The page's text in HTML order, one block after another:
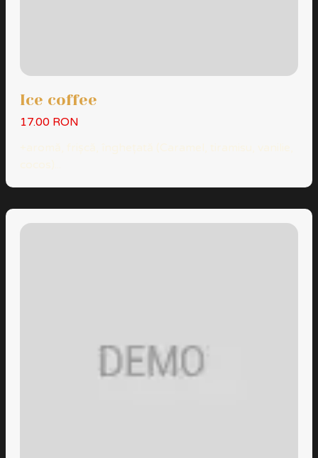
Ice coffee
17.00 RON